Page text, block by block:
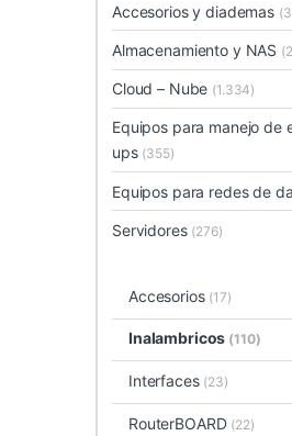
Accesorios y diademas
Almacenamiento y NAS
Cloud – Nube (1.334)
Equipos para manejo de
ups (355)
Equipos para redes de
Servidores (276)
Accesorios (17)
Inalambricos (110)
Interfaces (23)
RouterBOARD (22)